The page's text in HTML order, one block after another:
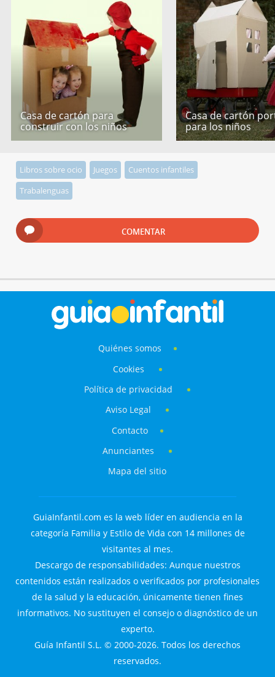
Casa de cartón para
construir con los niños
Casa de cartón
para los niños
Libros sobre ocio Juegos
Cuentos infantiles
Trabalenguas
COMENTAR
Quiénes somos
Cookies
Política de privacidad
Aviso Legal
Contacto
Anunciantes
Mapa del sitio
GuiaInfantil.com es la web líder en audiencia en la
categoría Familia y Estilo de Vida con 14 millones de
visitantes al mes.
Descargo de responsabilidades: Aunque nuestros
contenidos están realizados o verificados por profesionales
de la salud y la educación, únicamente tienen fines
informativos. No sustituyen el consejo o diagnóstico de un
experto.
Guía Infantil S.L. © 2000-2026. Todos los derechos
reservados.